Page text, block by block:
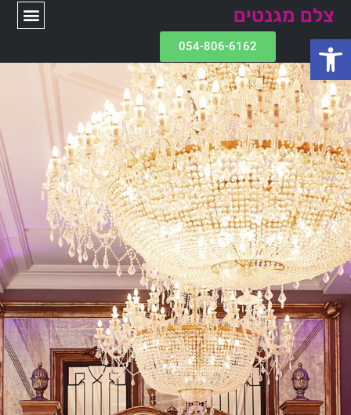
פתח סרגל נגישות
צלם מגנטים
054-806-6162